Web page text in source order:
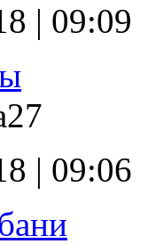
| 09:09
| 09:06